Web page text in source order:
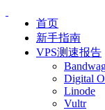
首页
新手指南
VPS测速报告
Digital
Linode
Vultr